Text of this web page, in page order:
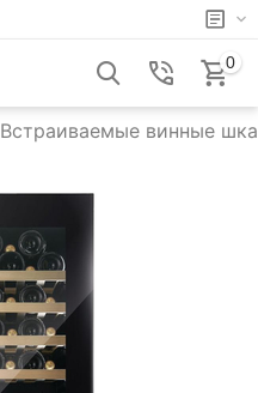
0
Встраиваемые винные